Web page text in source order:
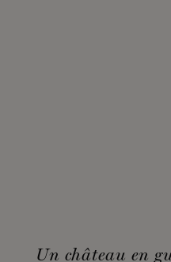
Un château en